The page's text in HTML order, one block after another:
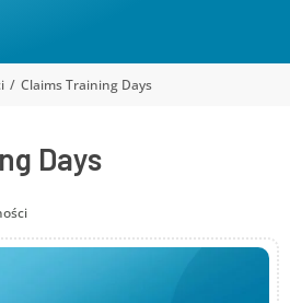
Claims Training Days
Days